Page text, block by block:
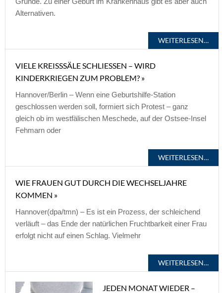
Alternativen.
WEITERLESEN…
VIELE KREISSSÄLE SCHLIESSEN – WIRD KI
NDERKRIEGEN ZUM PROBLEM? »
Hannover/Berlin – Wenn eine Geburtshilfe-Station
geschlossen werden soll, formiert sich Protest – ganz
gleich ob im westfälischen Meschede, auf der Ostsee-Insel
Fehmarn oder
WEITERLESEN…
WIE FRAUEN GUT DURCH DIE WECHSELJAHRE
KOMMEN »
Hannover(dpa/tmn) – Es ist ein Prozess, der schleichend
verläuft – das Ende der natürlichen Fruchtbarkeit einer Frau
erfolgt nicht auf einen Schlag. Vielmehr
WEITERLESEN…
JEDEN MONAT WIEDER –